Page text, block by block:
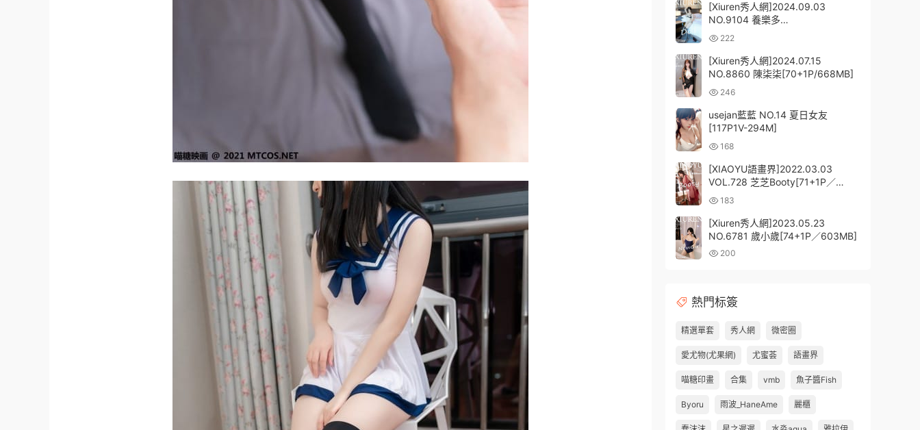
[Xiuren秀人網]2024.09.03
NO.9104 養樂多
Doll[51+1P/525MB]
222
[Xiuren秀人網]2024.07.15
NO.8860 陳柒柒[70+1P/668MB]
246
usejan藍藍 NO.14 夏日女友
[117P1V-294M]
168
[XIAOYU語畫界]2022.03.03
VOL.728 芝芝Booty[71+1P／
577MB]
183
[Xiuren秀人網]2023.05.23
NO.6781 歲小歲[74+1P／603MB]
200
熱門标簽
精選單套 秀人網 微密圈
愛尤物(尤果網) 尤蜜荟 語畫界
喵糖印畫 合集 vmb 魚子醬Fish
Byoru 雨波_HaneAme 麗櫃